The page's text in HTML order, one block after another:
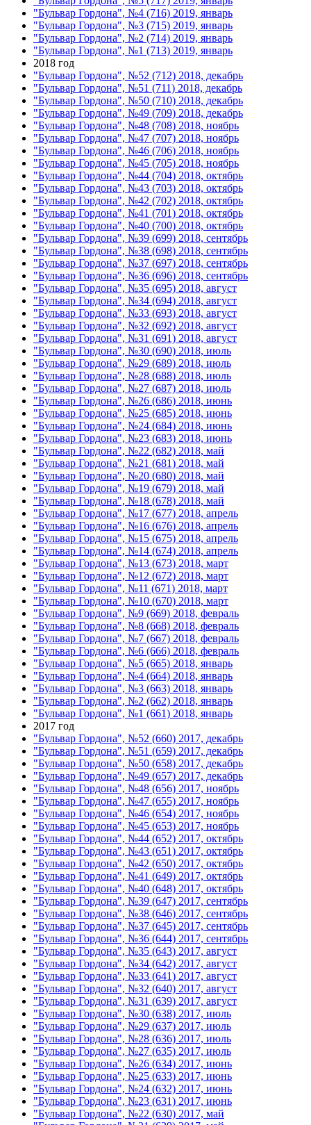
"Бульвар Гордона", №4 (716) 2019, январь
"Бульвар Гордона", №3 (715) 2019, январь
"Бульвар Гордона", №2 (714) 2019, январь
"Бульвар Гордона", №1 (713) 2019, январь
2018 год
"Бульвар Гордона", №52 (712) 2018, декабрь
"Бульвар Гордона", №51 (711) 2018, декабрь
"Бульвар Гордона", №50 (710) 2018, декабрь
"Бульвар Гордона", №49 (709) 2018, декабрь
"Бульвар Гордона", №48 (708) 2018, ноябрь
"Бульвар Гордона", №47 (707) 2018, ноябрь
"Бульвар Гордона", №46 (706) 2018, ноябрь
"Бульвар Гордона", №45 (705) 2018, ноябрь
"Бульвар Гордона", №44 (704) 2018, октябрь
"Бульвар Гордона", №43 (703) 2018, октябрь
"Бульвар Гордона", №42 (702) 2018, октябрь
"Бульвар Гордона", №41 (701) 2018, октябрь
"Бульвар Гордона", №40 (700) 2018, октябрь
"Бульвар Гордона", №39 (699) 2018, сентябрь
"Бульвар Гордона", №38 (698) 2018, сентябрь
"Бульвар Гордона", №37 (697) 2018, сентябрь
"Бульвар Гордона", №36 (696) 2018, сентябрь
"Бульвар Гордона", №35 (695) 2018, август
"Бульвар Гордона", №34 (694) 2018, август
"Бульвар Гордона", №33 (693) 2018, август
"Бульвар Гордона", №32 (692) 2018, август
"Бульвар Гордона", №31 (691) 2018, август
"Бульвар Гордона", №30 (690) 2018, июль
"Бульвар Гордона", №29 (689) 2018, июль
"Бульвар Гордона", №28 (688) 2018, июль
"Бульвар Гордона", №27 (687) 2018, июль
"Бульвар Гордона", №26 (686) 2018, июнь
"Бульвар Гордона", №25 (685) 2018, июнь
"Бульвар Гордона", №24 (684) 2018, июнь
"Бульвар Гордона", №23 (683) 2018, июнь
"Бульвар Гордона", №22 (682) 2018, май
"Бульвар Гордона", №21 (681) 2018, май
"Бульвар Гордона", №20 (680) 2018, май
"Бульвар Гордона", №19 (679) 2018, май
"Бульвар Гордона", №18 (678) 2018, май
"Бульвар Гордона", №17 (677) 2018, апрель
"Бульвар Гордона", №16 (676) 2018, апрель
"Бульвар Гордона", №15 (675) 2018, апрель
"Бульвар Гордона", №14 (674) 2018, апрель
"Бульвар Гордона", №13 (673) 2018, март
"Бульвар Гордона", №12 (672) 2018, март
"Бульвар Гордона", №11 (671) 2018, март
"Бульвар Гордона", №10 (670) 2018, март
"Бульвар Гордона", №9 (669) 2018, февраль
"Бульвар Гордона", №8 (668) 2018, февраль
"Бульвар Гордона", №7 (667) 2018, февраль
"Бульвар Гордона", №6 (666) 2018, февраль
"Бульвар Гордона", №5 (665) 2018, январь
"Бульвар Гордона", №4 (664) 2018, январь
"Бульвар Гордона", №3 (663) 2018, январь
"Бульвар Гордона", №2 (662) 2018, январь
"Бульвар Гордона", №1 (661) 2018, январь
2017 год
"Бульвар Гордона", №52 (660) 2017, декабрь
"Бульвар Гордона", №51 (659) 2017, декабрь
"Бульвар Гордона", №50 (658) 2017, декабрь
"Бульвар Гордона", №49 (657) 2017, декабрь
"Бульвар Гордона", №48 (656) 2017, ноябрь
"Бульвар Гордона", №47 (655) 2017, ноябрь
"Бульвар Гордона", №46 (654) 2017, ноябрь
"Бульвар Гордона", №45 (653) 2017, ноябрь
"Бульвар Гордона", №44 (652) 2017, октябрь
"Бульвар Гордона", №43 (651) 2017, октябрь
"Бульвар Гордона", №42 (650) 2017, октябрь
"Бульвар Гордона", №41 (649) 2017, октябрь
"Бульвар Гордона", №40 (648) 2017, октябрь
"Бульвар Гордона", №39 (647) 2017, сентябрь
"Бульвар Гордона", №38 (646) 2017, сентябрь
"Бульвар Гордона", №37 (645) 2017, сентябрь
"Бульвар Гордона", №36 (644) 2017, сентябрь
"Бульвар Гордона", №35 (643) 2017, август
"Бульвар Гордона", №34 (642) 2017, август
"Бульвар Гордона", №33 (641) 2017, август
"Бульвар Гордона", №32 (640) 2017, август
"Бульвар Гордона", №31 (639) 2017, август
"Бульвар Гордона", №30 (638) 2017, июль
"Бульвар Гордона", №29 (637) 2017, июль
"Бульвар Гордона", №28 (636) 2017, июль
"Бульвар Гордона", №27 (635) 2017, июль
"Бульвар Гордона", №26 (634) 2017, июнь
"Бульвар Гордона", №25 (633) 2017, июнь
"Бульвар Гордона", №24 (632) 2017, июнь
"Бульвар Гордона", №23 (631) 2017, июнь
"Бульвар Гордона", №22 (630) 2017, май